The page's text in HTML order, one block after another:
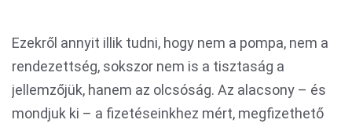
Ezekről annyit illik tudni, hogy nem a pompa, nem a
rendezettség, sokszor nem is a tisztaság a
jellemzőjük, hanem az olcsóság. Az alacsony – és
mondjuk ki – a fizetéseinkhez mért, megfizethető